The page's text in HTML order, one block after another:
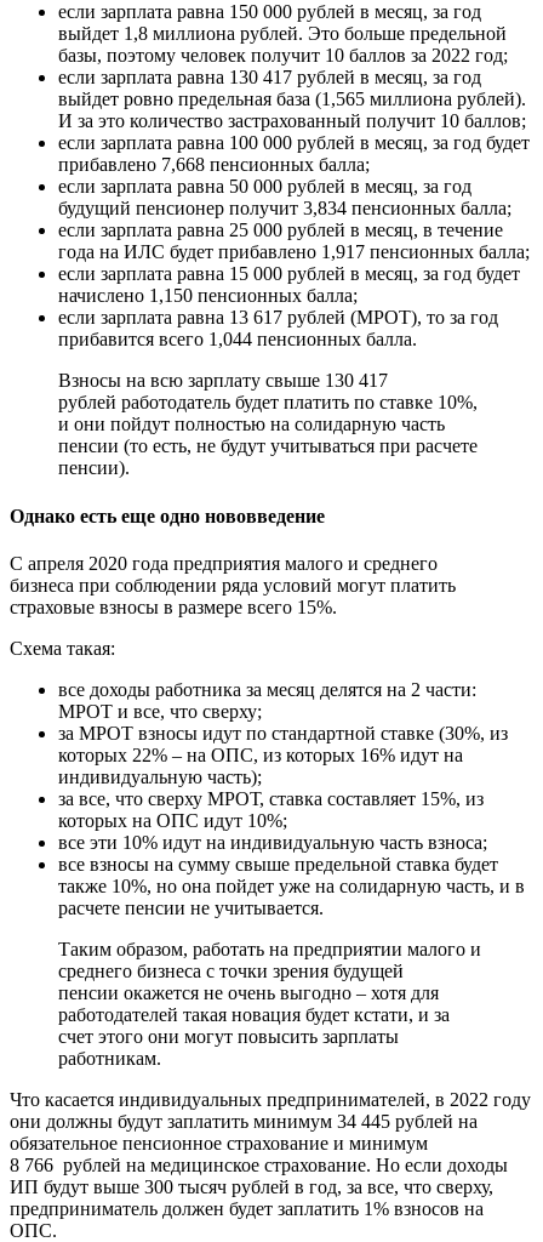
если зарплата равна 150 000 рублей в месяц, за год
выйдет 1,8 миллиона рублей. Это больше предельной
базы, поэтому человек получит 10 баллов за 2022 год;
если зарплата равна 130 417 рублей в месяц, за год
выйдет ровно предельная база (1,565 миллиона рублей).
И за это количество застрахованный получит 10 баллов;
если зарплата равна 100 000 рублей в месяц, за год будет
прибавлено 7,668 пенсионных балла;
если зарплата равна 50 000 рублей в месяц, за год
будущий пенсионер получит 3,834 пенсионных балла;
если зарплата равна 25 000 рублей в месяц, в течение
года на ИЛС будет прибавлено 1,917 пенсионных балла;
если зарплата равна 15 000 рублей в месяц, за год будет
начислено 1,150 пенсионных балла;
если зарплата равна 13 617 рублей (МРОТ), то за год
прибавится всего 1,044 пенсионных балла.
Взносы на всю зарплату свыше 130 417
рублей работодатель будет платить по ставке 10%,
и они пойдут полностью на солидарную часть
пенсии (то есть, не будут учитываться при расчете
пенсии).
Однако есть еще одно нововведение
С апреля 2020 года предприятия малого и среднего
бизнеса при соблюдении ряда условий могут платить
страховые взносы в размере всего 15%.
Схема такая:
все доходы работника за месяц делятся на 2 части:
МРОТ и все, что сверху;
за МРОТ взносы идут по стандартной ставке (30%, из
которых 22% – на ОПС, из которых 16% идут на
индивидуальную часть);
за все, что сверху МРОТ, ставка составляет 15%, из
которых на ОПС идут 10%;
все эти 10% идут на индивидуальную часть взноса;
все взносы на сумму свыше предельной ставка будет
также 10%, но она пойдет уже на солидарную часть, и в
расчете пенсии не учитывается.
Таким образом, работать на предприятии малого и
среднего бизнеса с точки зрения будущей
пенсии окажется не очень выгодно – хотя для
работодателей такая новация будет кстати, и за
счет этого они могут повысить зарплаты
работникам.
Что касается индивидуальных предпринимателей, в 2022 году
они должны будут заплатить минимум 34 445 рублей на
обязательное пенсионное страхование и минимум
8 766 рублей на медицинское страхование. Но если доходы
ИП будут выше 300 тысяч рублей в год, за все, что сверху,
предприниматель должен будет заплатить 1% взносов на
ОПС.